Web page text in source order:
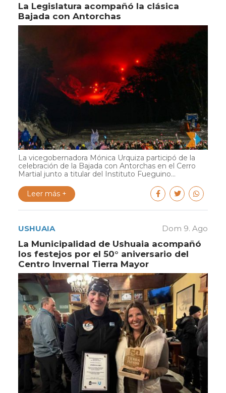
La Legislatura acompañó la clásica
Bajada con Antorchas
La vicegobernadora Mónica Urquiza participó de la
celebración de la Bajada con Antorchas en el Cerro
Martial junto a titular del Instituto Fueguino...
Leer más +
USHUAIA Dom 9. Ago
La Municipalidad de Ushuaia acompañó
los festejos por el 50° aniversario del
Centro Invernal Tierra Mayor